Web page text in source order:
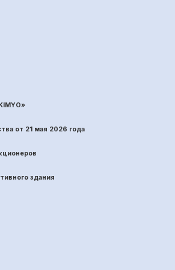
от 21 мая 2026 года
здания